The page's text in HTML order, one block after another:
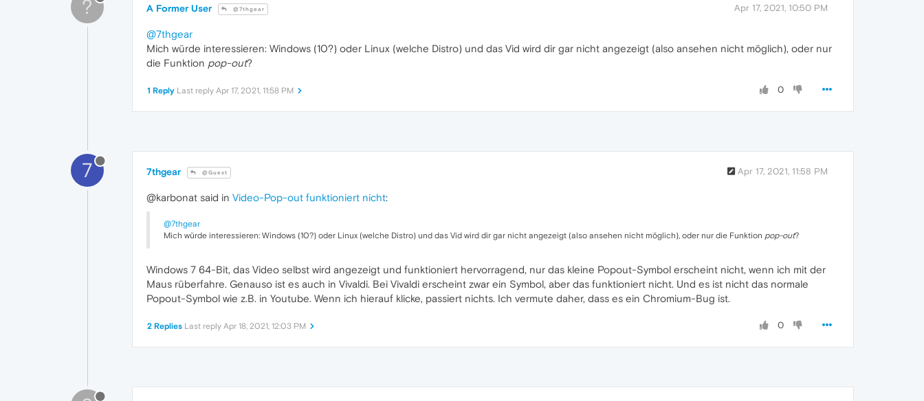
? A Former User @7thgear Apr 17, 2021, 10:50 PM
@7thgear
Mich würde interessieren: Windows (10?) oder Linux (welche Distro) und das Vid wird dir gar nicht angezeigt (also ansehen nicht möglich), oder nur
die Funktion pop-out?
0
1 Reply Last reply Apr 17, 2021, 11:58 PM
7 7thgear @Guest Apr 17, 2021, 11:58 PM
@karbonat said in Video-Pop-out funktioniert nicht:
@7thgear
Mich würde interessieren: Windows (10?) oder Linux (welche Distro) und das Vid wird dir gar nicht angezeigt (also ansehen nicht möglich), oder nur die Funktion pop-out?
Windows 7 64-Bit, das Video selbst wird angezeigt und funktioniert hervorragend, nur das kleine Popout-Symbol erscheint nicht, wenn ich mit der
Maus rüberfahre. Genauso ist es auch in Vivaldi. Bei Vivaldi erscheint zwar ein Symbol, aber das funktioniert nicht. Und es ist nicht das normale
Popout-Symbol wie z.B. in Youtube. Wenn ich hierauf klicke, passiert nichts. Ich vermute daher, dass es ein Chromium-Bug ist.
0
2 Replies Last reply Apr 18, 2021, 12:03 PM